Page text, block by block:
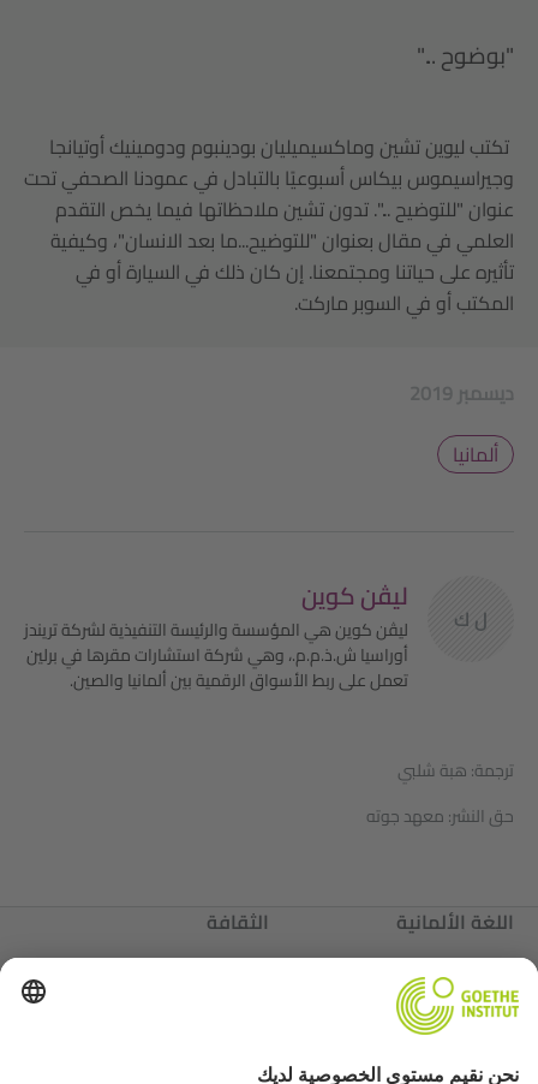
"بوضوح ..."
تكتب ليوين تشين وماكسيميليان بودينبوم ودومينيك أوتيانجا
وجيراسيموس بيكاس أسبوعيًا بالتبادل في عمودنا الصحفي تحت
عنوان "للتوضيح ...". تدون تشين ملاحظاتها فيما يخص التقدم
العلمي في مقال بعنوان "للتوضيح...ما بعد الانسان"، وكيفية
تأثيره على حياتنا ومجتمعنا. إن كان ذلك في السيارة أو في
المكتب أو في السوبر ماركت.
2019 ديسمبر
ألمانيا
ل ك
ليڤن كوين
ليڤن كوين هي المؤسسة والرئيسة التنفيذية لشركة تريندز
أوراسيا ش.ذ.م.م.، وهي شركة استشارات مقرها في برلين
تعمل على ربط الأسواق الرقمية بين ألمانيا والصين.
ترجمة: هبة شلبي
حق النشر: معهد جوته
اللغة الألمانية
الثقافة
ألمانيا
عننا